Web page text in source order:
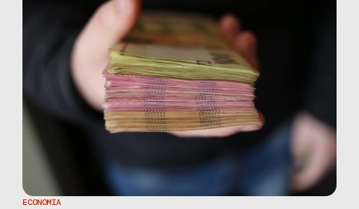
ECONOMIA